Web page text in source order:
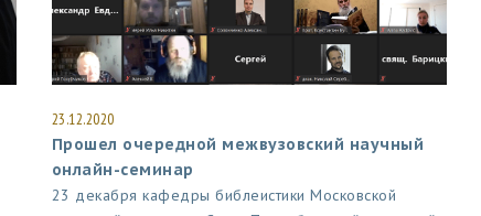
23.12.2020
Прошел очередной межвузовский научный
онлайн-семинар
23 декабря кафедры библеистики Московской